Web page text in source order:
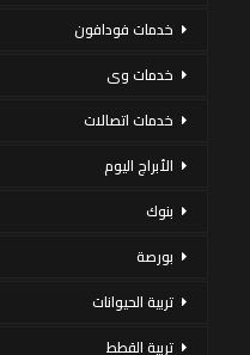
خدمات فودافون
خدمات وى
خدمات اتصالات
الأبراج اليوم
بنوك
بورصة
تربية الحيوانات
تربية القطط